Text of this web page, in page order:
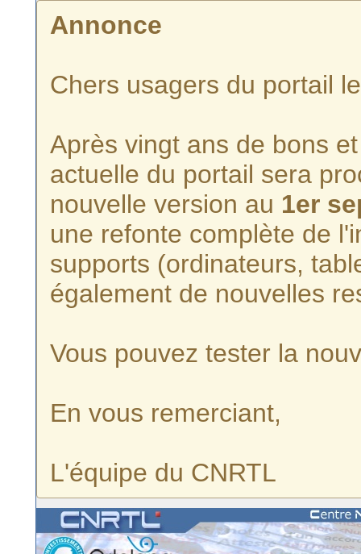
Annonce
Chers usagers du portail
Après vingt ans de bons
actuelle du portail sera
nouvelle version au 1er
une refonte complète de
supports (ordinateurs,
également de nouvelles
Vous pouvez tester la
En vous remerciant,
L'équipe du CNRTL